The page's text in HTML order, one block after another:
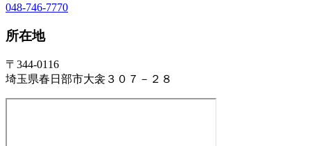
048-746-7770
所在地
〒344-0116
埼玉県春日部市大衾３０７－２８